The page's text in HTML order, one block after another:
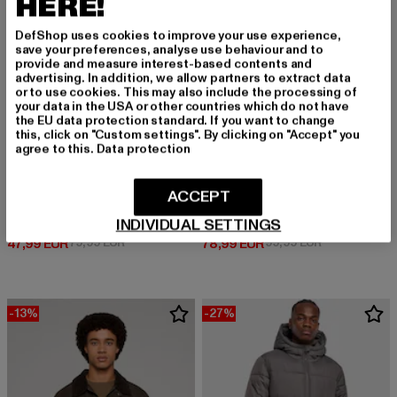
NMCICI OVERSIZED COAT BF
47,99 EUR
Derzeitiger Preis: 47,99 EUR
79,99 EURAktionspreis: 79,99 EUR
URBAN CLASSICS
Ladies Teddy Long
78,99 EUR
Derzeitiger Preis: 78,99 EUR
99,99 EURAktionspreis:
-13% -27%
DefShop uses cookies to improve your use experience,
save your preferences, analyse use behaviour and to
provide and measure interest-based contents and
advertising. In addition, we allow partners to extract data
or to use cookies. This may also include the processing of
your data in the USA or other countries which do not have
the EU data protection standard. If you want to change
this, click on "Custom settings". By clicking on "Accept" you
agree to this. Data protection
INDIVIDUAL SETTINGS
ACCEPT